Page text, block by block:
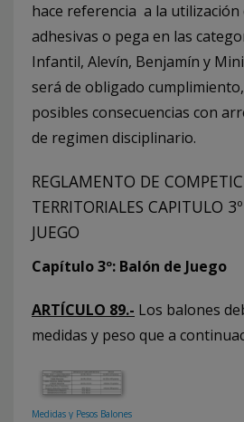
hace referencia a la utilización
adhesivas o pega en las
Infantil, Alevín, Benjamín y
será de obligado
posibles consecuencias con
de regimen disciplinario.
REGLAMENTO DE
TERRITORIALES CAPITULO
JUEGO
Capítulo 3º: Balón de Juego
ARTÍCULO 89.- Los balones
medidas y peso que a
Medidas y Pesos Balones